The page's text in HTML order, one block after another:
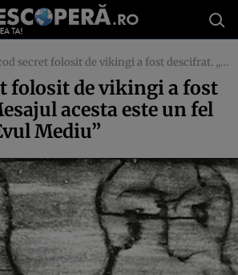
folosit de vikingi a fost descifrat. „Mesajul acesta este un fel de SMS din Evul Mediu”
folosit de vikingi a fost
acesta este un fel
Mediu”